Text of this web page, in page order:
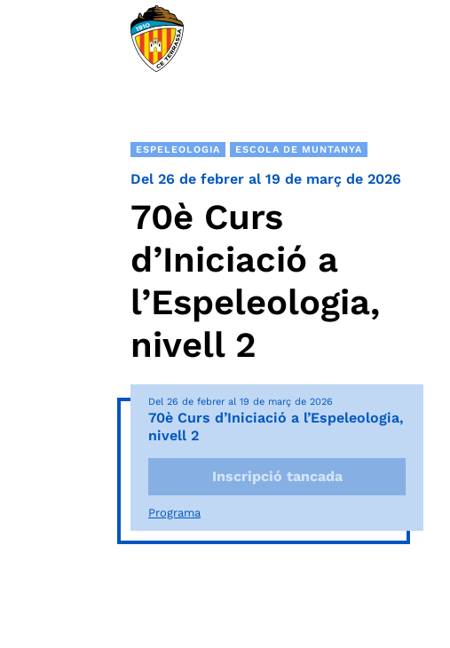
ESPELEOLOGIA ESCOLA DE MUNTANYA
Del 26 de febrer al 19 de març de 2026
70è Curs
d’Iniciació a
l’Espeleologia,
nivell 2
Del 26 de febrer al 19 de març de 2026
70è Curs d’Iniciació a l’Espeleologia,
nivell 2
Inscripció tancada
Programa